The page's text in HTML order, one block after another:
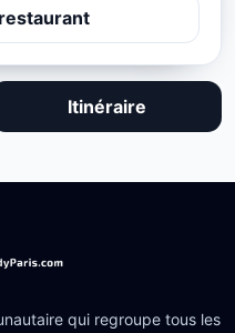
Itinéraire
qui regroupe tous les